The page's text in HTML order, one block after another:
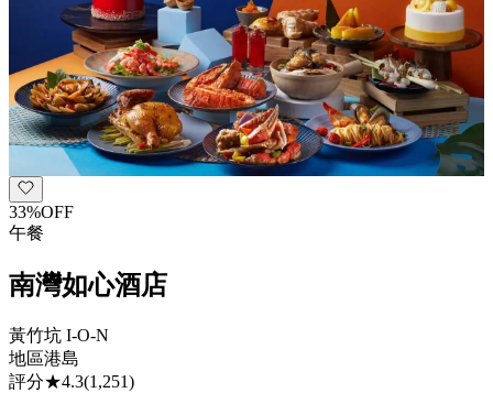
33%OFF
午餐
南灣如心酒店
黃竹坑 I-O-N
地區港島
評分★4.3(1,251)